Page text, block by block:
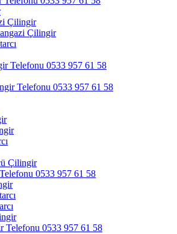
Çilingir
Çilingir
Telefonu 0533 957 61 58
Telefonu 0533 957 61 58
Çilingir
0533 957 61 58
Telefonu 0533 957 61 58